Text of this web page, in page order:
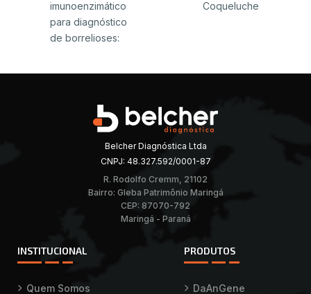
imunoenzimático
para diagnóstico
de borrelioses:
Coqueluche
Belcher Diagnóstica Ltda
CNPJ: 48.327.592/0001-87
R. Rodolfo Cremm, 21102
Bairro: Gleba Patrimônio Maringá
CEP: 87070-792
Maringá - Paraná
INSTITUCIONAL
Quem Somos
PRODUTOS
DaAnGene